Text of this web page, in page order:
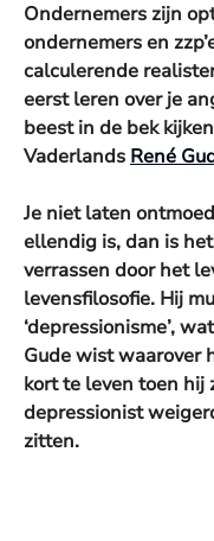
Ondernemers zijn
ondernemers en
calculerende
eerst leren over je
beest in de bek
Vaderlands René
Je niet laten
ellendig is, dan is
verrassen door het
levensfilosofie. Hij
‘depressionisme’,
Gude wist waarover
kort te leven toen hij
depressionist
zitten.